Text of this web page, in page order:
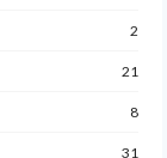
2
21
8
31